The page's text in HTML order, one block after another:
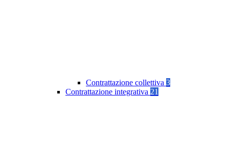
Contrattazione collettiva 3
Contrattazione integrativa 21